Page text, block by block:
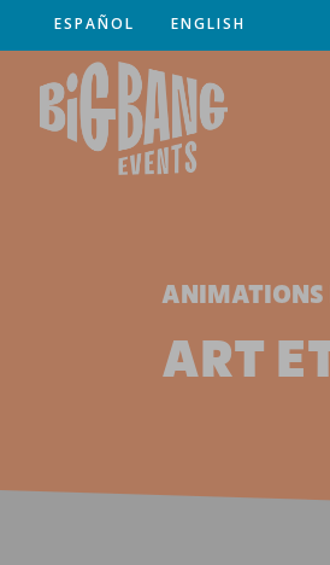
ESPAÑOL ENGLISH
ANIMATIONS
ART